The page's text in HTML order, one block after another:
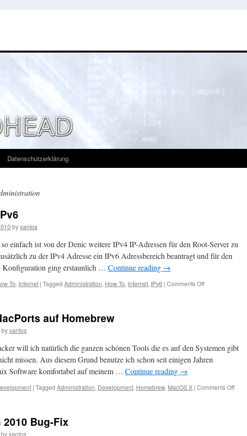
Datenschutzerklärung
byxantos
einfach ist von der Denic weitere IPv4 IP-Adressen für den Root-Server zu
zu der IPv4 Adresse ein IPv6 Adressbereich beantragt und für den
Konfiguration ging erstaunlich … Continue reading →
To, Internet | Tagged Administration, How To, Internet, IPv6 | Comments Offon
auf Homebrew
byxantos
will ich natürlich die ganzen schönen Tools die es auf den Systemen gibt
missen. Aus diesem Grund benutze ich schon seit einigen Jahren
Software komfortabel auf meinem … Continue reading →
| Tagged Administration, Development, Homebrew, MacOS X | Comments Offon
Bug-Fix
byxantos